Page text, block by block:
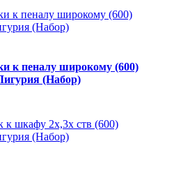
к пеналу широкому (600)
(Набор)